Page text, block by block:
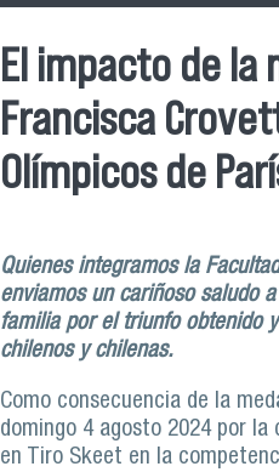
El impacto de la
Francisca
Olímpicos de
Quienes integramos la
enviamos un cariñoso saludo
familia por el triunfo obtenido
chilenos y chilenas.
Como consecuencia de la
domingo 4 agosto 2024 por
en Tiro Skeet en la